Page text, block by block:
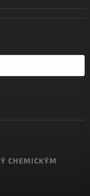
CHEMICKÝM